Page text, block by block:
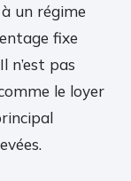
un régime
fixe
n’est pas
le loyer